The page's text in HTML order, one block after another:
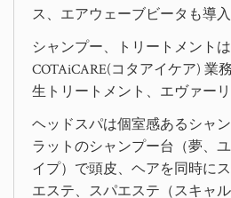
ス、エアウェーブビータも導入
シャンプー、トリートメント
COTAiCARE(コタアイケア) 業
生トリートメント、エヴァーリ
ヘッドスパは個室感あるシャ
ラットのシャンプー台（夢、
イプ）で頭皮、ヘアを同時に
エステ、スパエステ（スキャ